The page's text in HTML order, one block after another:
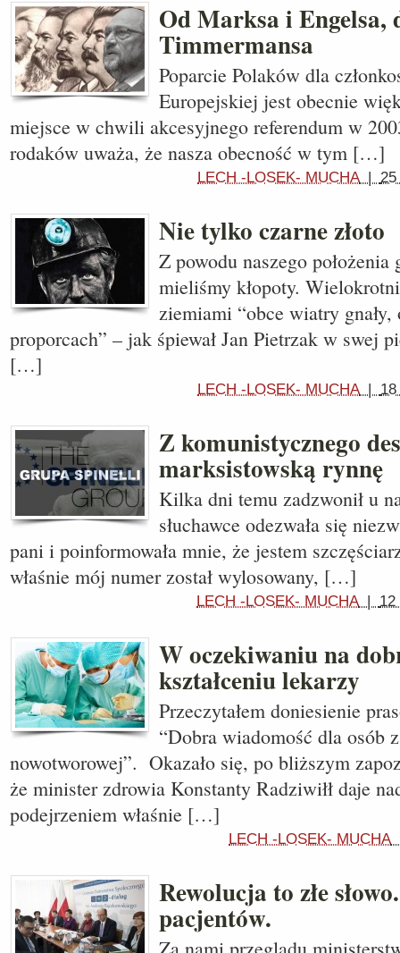
Od Marksa i Engelsa,
Timmermansa
Poparcie Polaków dla
Europejskiej jest obecnie
miejsce w chwili akcesyjnego referendum w
rodaków uważa, że nasza obecność w tym […]
LECH -LOSEK- MUCHA| 25
Nie tylko czarne złoto
Z powodu naszego położenia
mieliśmy kłopoty.
ziemiami “obce wiatry gnały,
proporcach” – jak śpiewał Jan Pietrzak w swej
[…]
LECH -LOSEK- MUCHA|
Z komunistycznego
marksistowską rynnę
Kilka dni temu zadzwonił u
słuchawce odezwała się
pani i poinformowała mnie, że jestem
właśnie mój numer został wylosowany, […]
LECH -LOSEK- MUCHA| 12
W oczekiwaniu na
kształceniu lekarzy
Przeczytałem doniesienie
“Dobra wiadomość dla osób
nowotworowej”. Okazało się, po bliższym
że minister zdrowia Konstanty Radziwiłł daje
podejrzeniem właśnie […]
LECH -LOSEK- MUCHA
Rewolucja to złe
pacjentów.